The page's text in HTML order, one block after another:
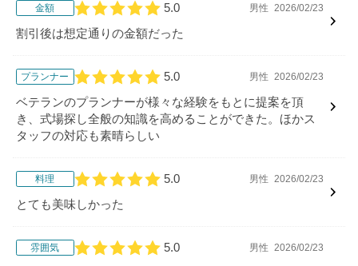
金額
口コミ評価
5.0 男性 2026/02/23
割引後は想定通りの金額だった
プランナー
口コミ評価
5.0 男性 2026/02/23
ベテランのプランナーが様々な経験をもとに提案を頂
き、式場探し全般の知識を高めることができた。ほかス
タッフの対応も素晴らしい
料理
口コミ評価
5.0 男性 2026/02/23
とても美味しかった
雰囲気
口コミ評価
5.0 男性 2026/02/23